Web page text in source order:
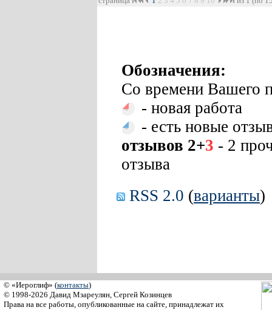
Обозначения:
Со времени Вашего
- новая работа
- есть новые
отзывов 2+3 - 2
отзыва
RSS 2.0 (варианты)
© «Иероглиф» (контакты)
© 1998-2026 Давид Мзареулян, Сергей Козинцев
Права на все работы, опубликованные на сайте, принадлежат их